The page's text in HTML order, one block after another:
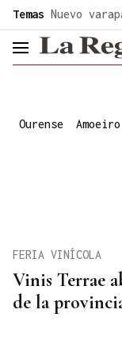
Temas Nuevo
header.menu.open
Ourense Amoeiro
Vinis Terrae
de la
FERIA VINÍCOLA